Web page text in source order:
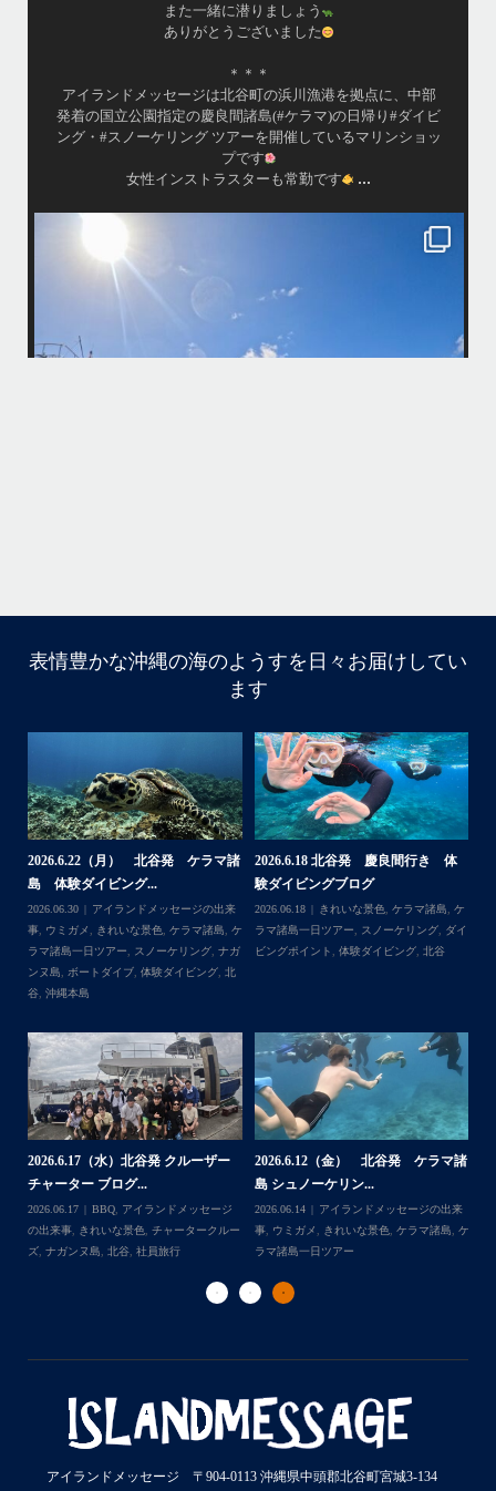
に、中部
り#ダイビ
ンショッ
です
ラセーリ
りです
#ダイビ
ンショッ
昔よく潜りに来て下さっていたリピーターさんの子供
才になったので一緒にダイビングデビュー…なんて嬉
緒させて頂いてます
•
渡嘉敷島の方も夏には珍しい北風つづきのおかげでビ
が穏やか
...
island.message
・
最近は、連日クルーザーチャーターのご利用が続いていて梅雨
パーフェクトな海でバナナボートに船上BBQ、シュノーケリン
何ヶ月も前からやり取りさせて頂き温めていたご予約でしたの
はいさい
アイランドメッセージです
最近は、連日クルーザーチャーターのご利用が続いて
梅雨明け後のパーフェクトな海でバナナボートに船上
BBQ、シュノーケリングとお楽しみ頂いております
・
・
何ヶ月も前からやり取りさせて頂き温めていたご予約
たので、お天気とコンディションに恵まれて、皆さん
足な一日を過ごして頂けて本当によかったです
・
また来年も社員旅行で沖縄へいらっしゃる際は是非ご
くださいね！！
・
...
表情豊かな沖縄の海のようすを日々お届けしてい
ます
行き 体
マ諸島,ケ
ング,
ダイ
北谷
ケラマ諸
ージの出来
ラマ諸島,ケ
【台風13号によるツアー中止のお知
らせ】
2026.08.06
アイランドメッセージの出来
事, 台風
2026.8.2（火） 北谷発 ケラ
島 体験ダイビング&...
2026.08.03
アイランドメッセージの
事, きれいな景色,ケラマ諸島,ケラマ
一日ツアー,スノーケリング,
2026.7.28（火） 北谷発 ケラマ諸
島 体験ダイビング...
2026.07.30
アイランドメッセージの出来
事 ,ウミウシ, きれいな景色,ケラマ諸島, ケ
ラマ諸島一日ツアー,スノーケリング, 体験
ダイビング ,北谷
2026.7.23 北谷発 慶良間行き
験ダイビング＆シュ...
ケラマ諸島
アイランドメッセージ 〒904-0113 沖縄県中頭郡北谷町宮城3-134